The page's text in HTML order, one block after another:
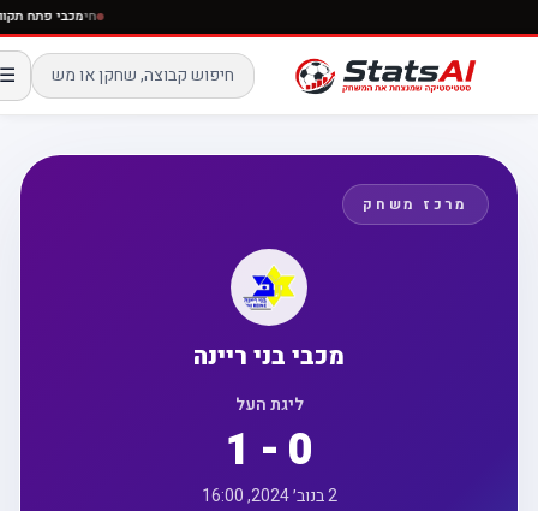
חימכבי פתח
☰
מרכז משחק
מכבי בני ריינה
ליגת העל
1 - 0